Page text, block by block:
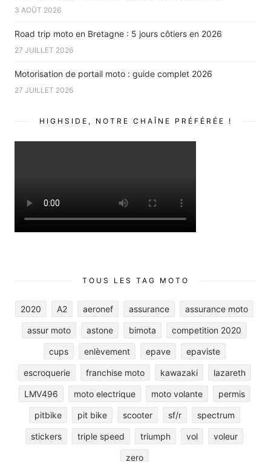
3 AOÛT 2026
Road trip moto en Bretagne : 5 jours côtiers en 2026
27 JUILLET 2026
Motorisation de portail moto : guide complet 2026
27 JUILLET 2026
HIGHSIDE, NOTRE CHAÎNE PRÉFÉRÉE !
TOUS LES TAG MOTO
2020 A2 aeronef assurance assurance moto
assur moto astone bimota competition 2020
cups enlèvement epave epaviste
escroquerie franchise moto kawazaki lazareth
LMV496 moto electrique moto volante permis
pitbike pit bike scooter sf/r spectrum
stickers triple speed triumph vol voleur
zero